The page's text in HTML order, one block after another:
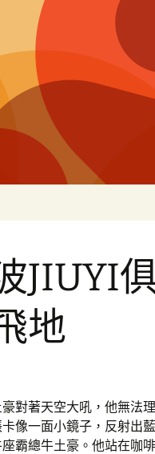
JIUYI
地
對著天空大吼，他無法
像一面小鏡子，反射出
霸總牛土豪。他站在咖